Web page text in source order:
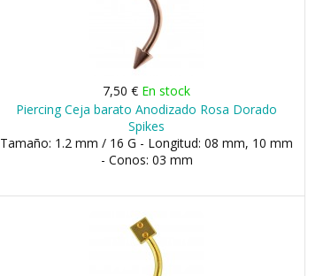
7,50 € En stock
Piercing Ceja barato Anodizado Rosa Dorado
Spikes
Tamaño: 1.2 mm / 16 G - Longitud: 08 mm, 10 mm
- Conos: 03 mm